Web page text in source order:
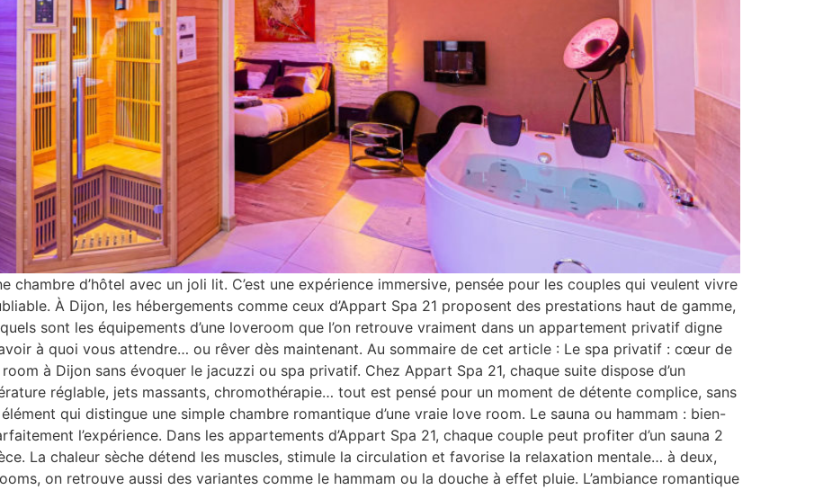
chambre d’hôtel avec un joli lit. C’est une expérience immersive, pensée pour les couples qui veulent vivre
À Dijon, les hébergements comme ceux d’Appart Spa 21 proposent des prestations haut de gamme,
sont les équipements d’une loveroom que l’on retrouve vraiment dans un appartement privatif digne
à quoi vous attendre… ou rêver dès maintenant. Au sommaire de cet article : Le spa privatif : cœur de
à Dijon sans évoquer le jacuzzi ou spa privatif. Chez Appart Spa 21, chaque suite dispose d’un
réglable, jets massants, chromothérapie… tout est pensé pour un moment de détente complice, sans
qui distingue une simple chambre romantique d’une vraie love room. Le sauna ou hammam : bien-
l’expérience. Dans les appartements d’Appart Spa 21, chaque couple peut profiter d’un sauna 2
La chaleur sèche détend les muscles, stimule la circulation et favorise la relaxation mentale… à deux,
on retrouve aussi des variantes comme le hammam ou la douche à effet pluie. L’ambiance romantique